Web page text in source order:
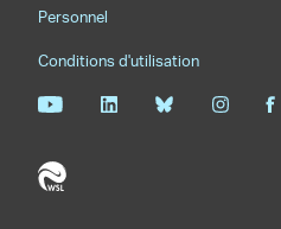
Personnel
Conditions d'utilisation